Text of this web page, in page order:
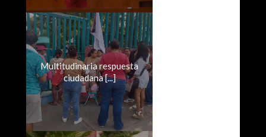
Multitudinaria respuesta
ciudadana [...]